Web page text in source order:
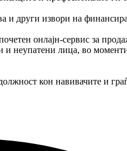
и други извори на
онлајн-сервис за
неупатени лица, во
кон навивачите и